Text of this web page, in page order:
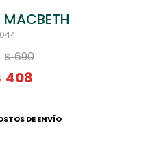
$ 690
408
DE ENVÍO